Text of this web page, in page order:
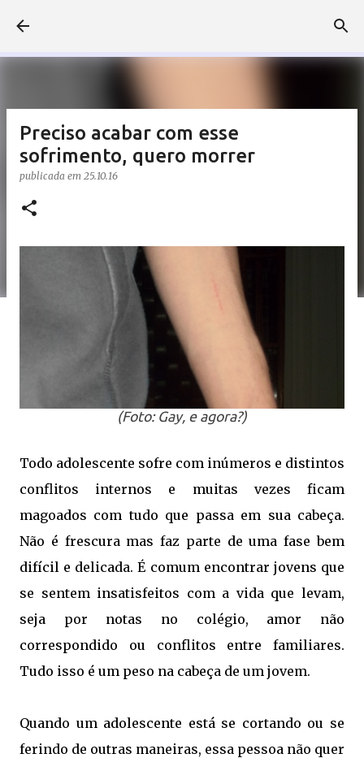
Preciso acabar com esse
sofrimento, quero morrer
publicada em 25.10.16
(Foto: Gay, e agora?)
Todo adolescente sofre com inúmeros e distintos
conflitos internos e muitas vezes ficam
magoados com tudo que passa em sua cabeça.
Não é frescura mas faz parte de uma fase bem
difícil e delicada. É comum encontrar jovens que
se sentem insatisfeitos com a vida que levam,
seja por notas no colégio, amor não
correspondido ou conflitos entre familiares.
Tudo isso é um peso na cabeça de um jovem.
Quando um adolescente está se cortando ou se
ferindo de outras maneiras, essa pessoa não quer